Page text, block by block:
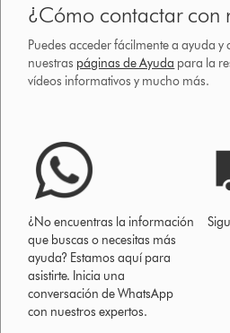
¿Cómo contactar con
Puedes acceder fácilmente a ayuda y
nuestras páginas de Ayuda para la
vídeos informativos y mucho más.
¿No encuentras la información
que buscas o necesitas más
ayuda? Estamos aquí para
asistirte. Inicia una
conversación de WhatsApp
con nuestros expertos.